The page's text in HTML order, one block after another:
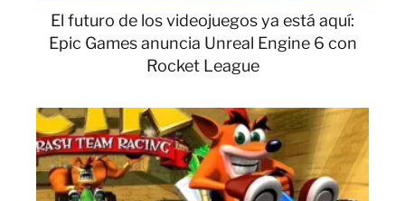
El futuro de los videojuegos ya está aquí:
Epic Games anuncia Unreal Engine 6 con
Rocket League